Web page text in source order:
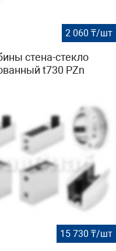
2 060 ₸/шт
стена-стекло
t730 PZn
15 730 ₸/шт